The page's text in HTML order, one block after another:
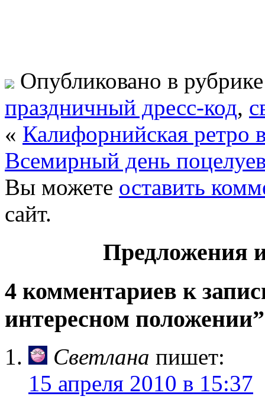
Опубликовано в
праздничный дресс-код,
« Калифорнийская ретро
Всемирный день
Вы можете оставить
сайт.
Предложения
4 комментариев к
интересном положении”
Светлана пишет:
15 апреля 2010 в 15:37